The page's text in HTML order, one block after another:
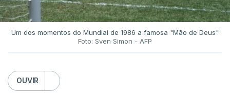
Um dos momentos do Mundial de 1986 a famosa "Mão de Deus"
Foto: Sven Simon - AFP
OUVIR